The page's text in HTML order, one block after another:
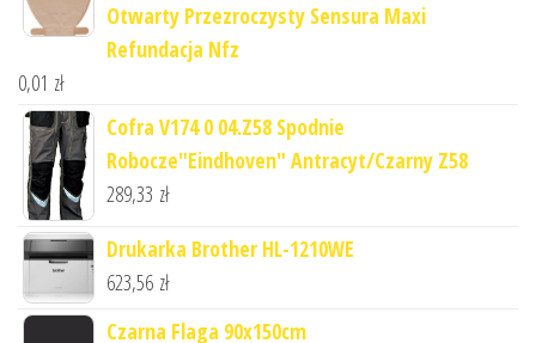
Otwarty Przezroczysty Sensura Maxi
Refundacja Nfz
0,01 zł
Cofra V174 0 04.Z58 Spodnie
Robocze"Eindhoven" Antracyt/Czarny Z58
289,33 zł
Drukarka Brother HL-1210WE
623,56 zł
Czarna Flaga 90x150cm